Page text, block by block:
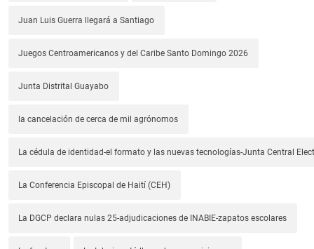
Juan Luis Guerra llegará a Santiago
Juegos Centroamericanos y del Caribe Santo Domingo 2026
Junta Distrital Guayabo
la cancelación de cerca de mil agrónomos
La cédula de identidad-el formato y las nuevas tecnologías-Junta Central
La Conferencia Episcopal de Haití (CEH)
La DGCP declara nulas 25-adjudicaciones de INABIE-zapatos escolares